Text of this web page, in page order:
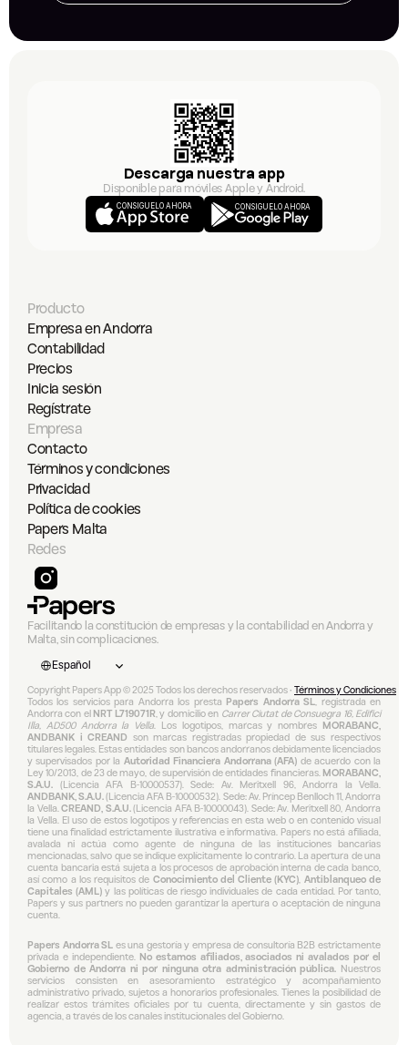
Descarga nuestra app
Disponible para móviles Apple y Android.
CONSÍGUELO AHORA CONSÍGUELO AHORA
Facilitando la constitución de empresas y la contabilidad en Andorra y
Malta, sin complicaciones.
Español
Copyright Papers App © 2025 Todos los derechos reservados • Términos y Condiciones
Producto
Empresa en Andorra
Contabilidad
Precios
Inicia sesión
Regístrate
Empresa
Contacto
Términos y condiciones
Privacidad
Política de cookies
Papers Malta
Redes
Todos los servicios para Andorra los presta Papers Andorra SL, registrada en
Andorra con el NRT L719071R, y domicilio en Carrer Ciutat de Consuegra 16, Edifici
Illa, AD500 Andorra la Vella. Los logotipos, marcas y nombres MORABANC,
ANDBANK i CREAND son marcas registradas propiedad de sus respectivos
titulares legales. Estas entidades son bancos andorranos debidamente licenciados
y supervisados por la Autoridad Financiera Andorrana (AFA) de acuerdo con la
Ley 10/2013, de 23 de mayo, de supervisión de entidades financieras. MORABANC,
S.A.U.
ANDBANK, S.A.U. (Licencia AFA B-10000532). Sede: Av. Príncep Benlloch 11, Andorra
la Vella. CREAND, S.A.U. (Licencia AFA B-10000043). Sede: Av. Meritxell 80, Andorra
la Vella. El uso de estos logotipos y referencias en esta web o en contenido visual
tiene una finalidad estrictamente ilustrativa e informativa. Papers no está afiliada,
avalada ni actúa como agente de ninguna de las instituciones bancarias
mencionadas, salvo que se indique explícitamente lo contrario. La apertura de una
cuenta bancaria está sujeta a los procesos de aprobación interna de cada banco,
así como a los requisitos de Conocimiento del Cliente (KYC), Antiblanqueo de
Capitales (AML) y las políticas de riesgo individuales de cada entidad. Por tanto,
Papers y sus partners no pueden garantizar la apertura o aceptación de ninguna
cuenta.
Papers Andorra SL es una gestoría y empresa de consultoría B2B estrictamente
privada e independiente. No estamos afiliados, asociados ni avalados por el
Gobierno de Andorra ni por ninguna otra administración pública. Nuestros
servicios consisten en asesoramiento estratégico y acompañamiento
administrativo privado, sujetos a honorarios profesionales. Tienes la posibilidad de
realizar estos trámites oficiales por tu cuenta, directamente y sin gastos de
agencia, a través de los canales institucionales del Gobierno.